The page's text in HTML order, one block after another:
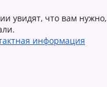
увидят, что вам нужно,
информация